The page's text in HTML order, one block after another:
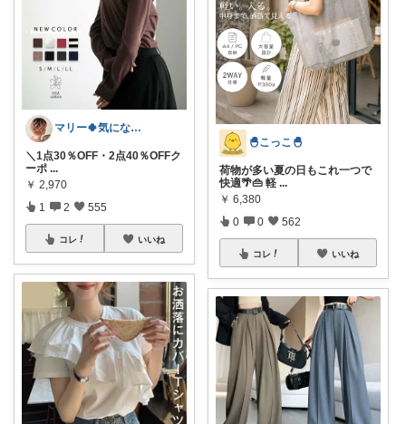
マリー🍀気になるものたくさん✨
＼1点30％OFF・2点40％OFFク
ーポ ...
￥ 2,970
1 2 555
コレ いいね
🐣こっこ🐣
荷物が多い夏の日もこれ一つで
快適🌴👜 軽 ...
￥ 6,380
0 0 562
コレ いいね